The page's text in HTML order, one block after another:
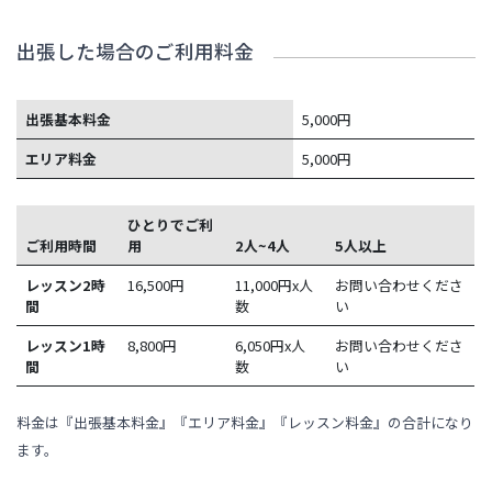
出張した場合のご利用料金
出張基本料金
5,000円
エリア料金
5,000円
ご利用時間
ひとりでご利
用
2人~4人
5人以上
レッスン2時
間
16,500円
11,000円x人
数
お問い合わせくださ
い
レッスン1時
間
8,800円
6,050円x人
数
お問い合わせくださ
い
料金は『出張基本料金』『エリア料金』『レッスン料金』の合計になり
ます。